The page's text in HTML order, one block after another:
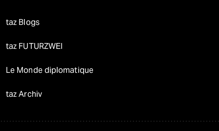
taz Blogs
taz FUTURZWEI
Le Monde diplomatique
taz Archiv